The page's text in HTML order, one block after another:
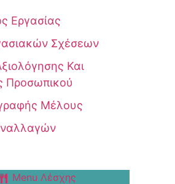
Εργασίας
Σχέσεων
Και
Προσωπικού
Μέλους
Menu Λέσχης